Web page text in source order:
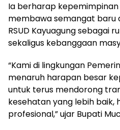
Ia berharap
membawa semangat baru
RSUD Kayuagung sebagai
sekaligus kebanggaan
“Kami di lingkungan
menaruh harapan besar
untuk terus mendorong
kesehatan yang lebih baik,
profesional,” ujar Bupati